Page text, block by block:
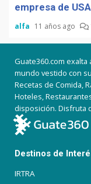
empresa de USA
alfa 11 años ago
Guate360.com exalta
mundo vestido con
Recetas de Comida,
Hoteles,
disposición. Disfruta
Destinos de
IRTRA